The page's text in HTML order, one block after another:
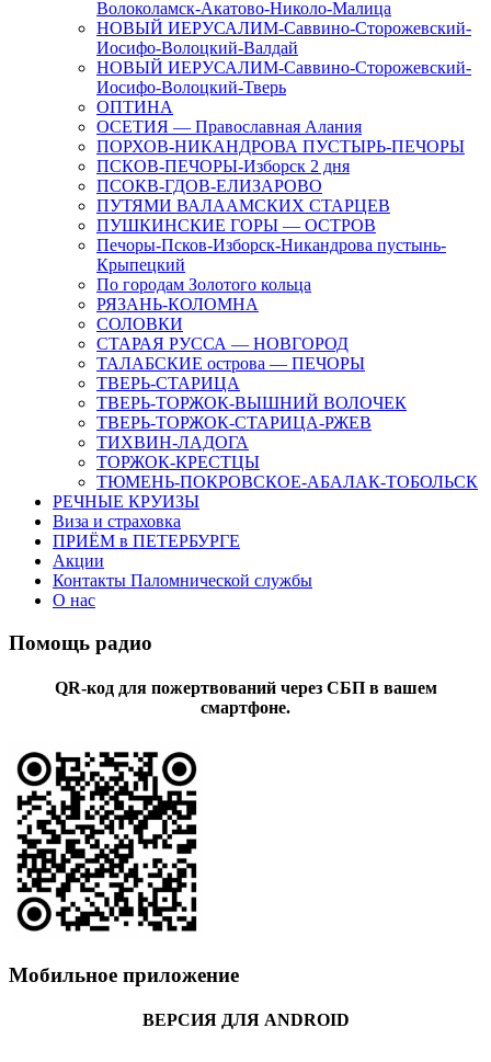
Волоколамск-Акатово-Николо-Малица
НОВЫЙ ИЕРУСАЛИМ-Саввино-Сторожевский-
Иосифо-Волоцкий-Валдай
НОВЫЙ ИЕРУСАЛИМ-Саввино-Сторожевский-
Иосифо-Волоцкий-Тверь
ОПТИНА
ОСЕТИЯ — Православная Алания
ПОРХОВ-НИКАНДРОВА ПУСТЫРЬ-ПЕЧОРЫ
ПСКОВ-ПЕЧОРЫ-Изборск 2 дня
ПСОКВ-ГДОВ-ЕЛИЗАРОВО
ПУТЯМИ ВАЛААМСКИХ СТАРЦЕВ
ПУШКИНСКИЕ ГОРЫ — ОСТРОВ
Печоры-Псков-Изборск-Никандрова пустынь-
Крыпецкий
По городам Золотого кольца
РЯЗАНЬ-КОЛОМНА
СОЛОВКИ
СТАРАЯ РУССА — НОВГОРОД
ТАЛАБСКИЕ острова — ПЕЧОРЫ
ТВЕРЬ-СТАРИЦА
ТВЕРЬ-ТОРЖОК-ВЫШНИЙ ВОЛОЧЕК
ТВЕРЬ-ТОРЖОК-СТАРИЦА-РЖЕВ
ТИХВИН-ЛАДОГА
ТОРЖОК-КРЕСТЦЫ
ТЮМЕНЬ-ПОКРОВСКОЕ-АБАЛАК-ТОБОЛЬСК
РЕЧНЫЕ КРУИЗЫ
Виза и страховка
ПРИЁМ в ПЕТЕРБУРГЕ
Акции
Контакты Паломнической службы
О нас
Помощь радио
QR-код для пожертвований через СБП в вашем
смартфоне.
Мобильное приложение
ВЕРСИЯ ДЛЯ ANDROID